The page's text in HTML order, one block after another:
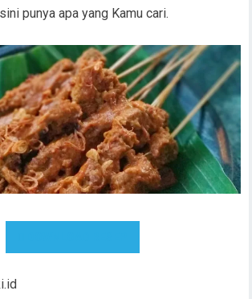
punya apa yang Kamu cari.